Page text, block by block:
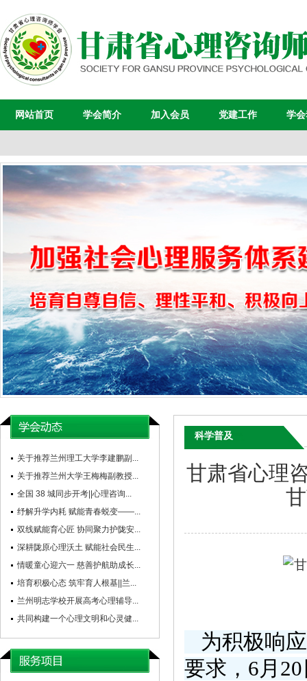
网站首页 学会简介 加入会员 党建工作 学
关于推荐兰州理工大学李建鹏副...
关于推荐兰州大学王梅梅副教授...
全国 38 城同步开考||心理咨询...
纾解升学内耗 赋能青春蜕变——...
双线赋能育心匠 协同聚力护陇安...
深耕陇原心理沃土 赋能社会民生...
情暖童心迎六一 慈善护航助成长...
培育积极心态 筑牢育人根基||兰...
兰州明志学校开展高考心理辅导...
共同构建一个心理文明和心灵健...
科学普及
甘肃省心理
为积极响
要求， 6月 20